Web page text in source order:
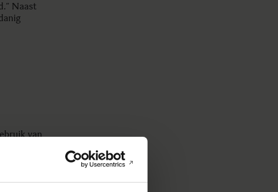
Naast
van
licht